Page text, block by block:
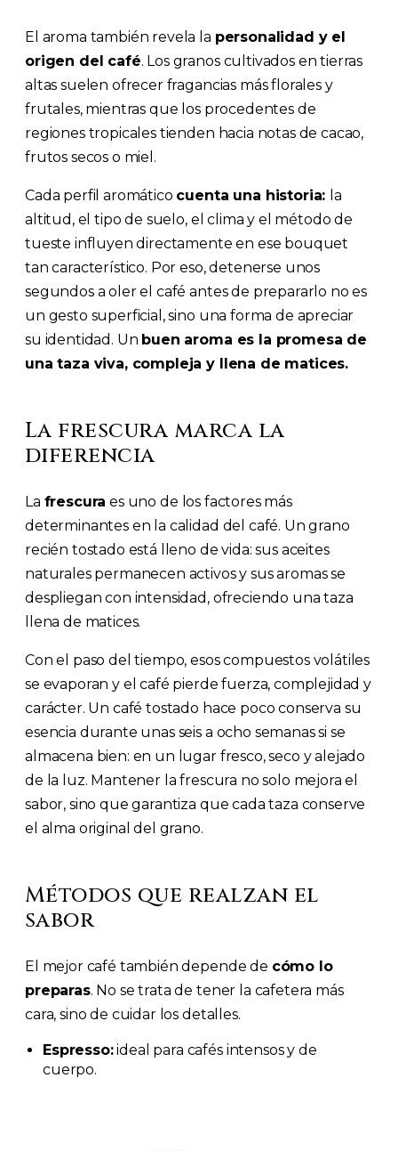
El aroma también revela la personalidad y el
origen del café. Los granos cultivados en tierras
altas suelen ofrecer fragancias más florales y
frutales, mientras que los procedentes de
regiones tropicales tienden hacia notas de cacao,
frutos secos o miel.
Cada perfil aromático cuenta una historia: la
altitud, el tipo de suelo, el clima y el método de
tueste influyen directamente en ese bouquet
tan característico. Por eso, detenerse unos
segundos a oler el café antes de prepararlo no es
un gesto superficial, sino una forma de apreciar
su identidad. Un buen aroma es la promesa de
una taza viva, compleja y llena de matices.
La frescura marca la
diferencia
La frescura es uno de los factores más
determinantes en la calidad del café. Un grano
recién tostado está lleno de vida: sus aceites
naturales permanecen activos y sus aromas se
despliegan con intensidad, ofreciendo una taza
llena de matices.
Con el paso del tiempo, esos compuestos volátiles
se evaporan y el café pierde fuerza, complejidad y
carácter. Un café tostado hace poco conserva su
esencia durante unas seis a ocho semanas si se
almacena bien: en un lugar fresco, seco y alejado
de la luz. Mantener la frescura no solo mejora el
sabor, sino que garantiza que cada taza conserve
el alma original del grano.
Métodos que realzan el
sabor
El mejor café también depende de cómo lo
preparas. No se trata de tener la cafetera más
cara, sino de cuidar los detalles.
Espresso:ideal para cafés intensos y de
cuerpo.